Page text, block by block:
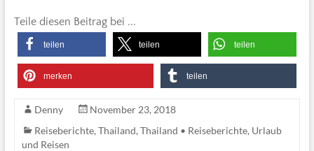
Teile diesen Beitrag bei ...
teilen teilen teilen
merken teilen
Denny
November 23, 2018
Reiseberichte, Thailand, Thailand • Reiseberichte, Urlaub
und Reisen